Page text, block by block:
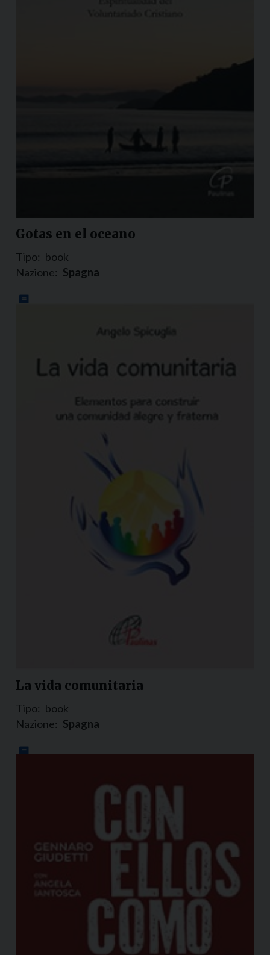
Gotas en el oceano
Tipo: book
Nazione: Spagna
La vida comunitaria
Tipo: book
Nazione: Spagna